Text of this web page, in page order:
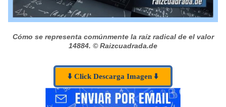
Cómo se representa comúnmente la raíz radical de el valor
14884. © Raizcuadrada.de
⬇️ Click Descarga Imagen ⬇️